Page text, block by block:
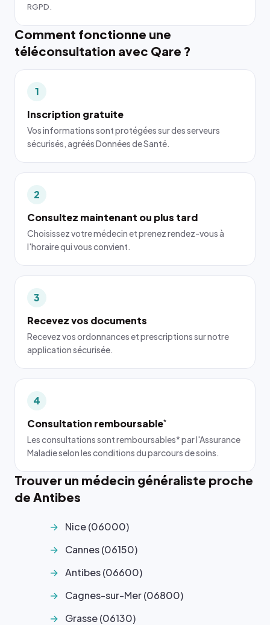
RGPD.
Comment fonctionne une
téléconsultation avec Qare ?
1
Inscription gratuite
Vos informations sont protégées sur des serveurs
sécurisés, agréés Données de Santé.
2
Consultez maintenant ou plus tard
Choisissez votre médecin et prenez rendez-vous à
l'horaire qui vous convient.
3
Recevez vos documents
Recevez vos ordonnances et prescriptions sur notre
application sécurisée.
4
Consultation remboursable*
Les consultations sont remboursables* par l'Assurance
Maladie selon les conditions du parcours de soins.
Trouver un médecin généraliste proche
de Antibes
Nice (06000)
Cannes (06150)
Antibes (06600)
Cagnes-sur-Mer (06800)
Grasse (06130)